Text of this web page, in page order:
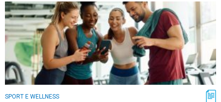
SPORT E WELLNESS